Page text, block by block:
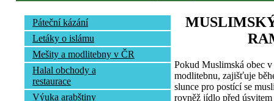
Páteční kázání
Letáky o islámu
Mešity a modlitebny v ČR
Halal obchody a
restaurace
Výuka arabštiny
Pokud Muslimská obec
modlitebnu, zajišťuje
slunce pro postící se
rovněž jídlo před